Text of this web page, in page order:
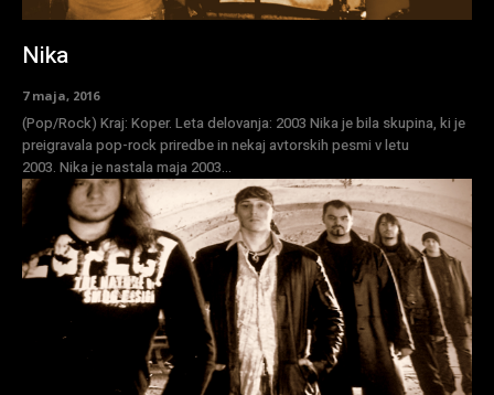
Nika
7 maja, 2016
(Pop/Rock) Kraj: Koper. Leta delovanja: 2003 Nika je bila skupina, ki je
preigravala pop-rock priredbe in nekaj avtorskih pesmi v letu
2003. Nika je nastala maja 2003...